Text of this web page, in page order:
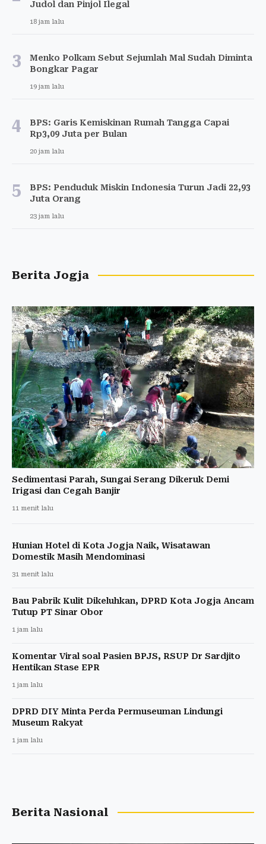
Judol dan Pinjol Ilegal
18 jam lalu
3
Menko Polkam Sebut Sejumlah Mal Sudah Diminta
Bongkar Pagar
19 jam lalu
4
BPS: Garis Kemiskinan Rumah Tangga Capai
Rp3,09 Juta per Bulan
20 jam lalu
5
BPS: Penduduk Miskin Indonesia Turun Jadi 22,93
Juta Orang
23 jam lalu
Berita Jogja
Sedimentasi Parah, Sungai Serang Dikeruk Demi
Irigasi dan Cegah Banjir
11 menit lalu
Hunian Hotel di Kota Jogja Naik, Wisatawan
Domestik Masih Mendominasi
31 menit lalu
Bau Pabrik Kulit Dikeluhkan, DPRD Kota Jogja Ancam
Tutup PT Sinar Obor
1 jam lalu
Komentar Viral soal Pasien BPJS, RSUP Dr Sardjito
Hentikan Stase EPR
1 jam lalu
DPRD DIY Minta Perda Permuseuman Lindungi
Museum Rakyat
1 jam lalu
Berita Nasional